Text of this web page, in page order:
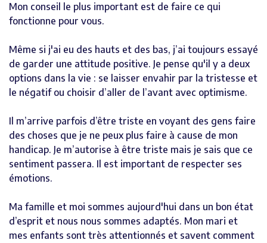
Mon conseil le plus important est de faire ce qui
fonctionne pour vous.
Même si j'ai eu des hauts et des bas, j’ai toujours essayé
de garder une attitude positive. Je pense qu'il y a deux
options dans la vie : se laisser envahir par la tristesse et
le négatif ou choisir d’aller de l’avant avec optimisme.
Il m’arrive parfois d’être triste en voyant des gens faire
des choses que je ne peux plus faire à cause de mon
handicap. Je m’autorise à être triste mais je sais que ce
sentiment passera. Il est important de respecter ses
émotions.
Ma famille et moi sommes aujourd'hui dans un bon état
d’esprit et nous nous sommes adaptés. Mon mari et
mes enfants sont très attentionnés et savent comment